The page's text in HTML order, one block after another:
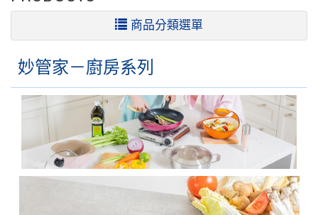
商品分類選單
妙管家－廚房系列